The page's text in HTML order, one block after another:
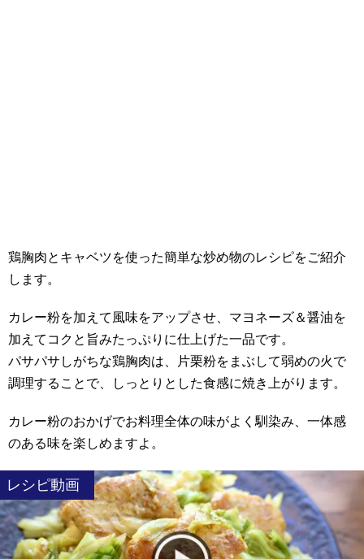
鶏胸肉とキャベツを使った簡単な炒め物のレシピをご紹介
します。
カレー粉を加えて風味をアップさせ、マヨネーズ＆醤油を
加えてコクと旨みたっぷりに仕上げた一品です。
パサパサしがちな鶏胸肉は、片栗粉をまぶして弱めの火で
調理することで、しっとりとした食感に焼き上がります。
カレー粉のおかげでお料理全体の味がよく馴染み、一体感
のある味を楽しめますよ。
レシピ動画